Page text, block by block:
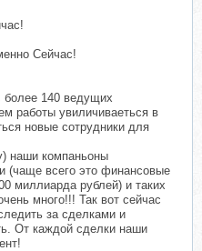
Сейчас!
более 140 ведущих
работы увиличиваеться в
новые сотрудники для
наши компаньоны
(чаще всего это финансовые
миллиарда рублей) и таких
много!!! Так вот сейчас
за сделками и
От каждой сделки наши